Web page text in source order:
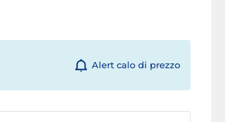
Alert calo di prezzo